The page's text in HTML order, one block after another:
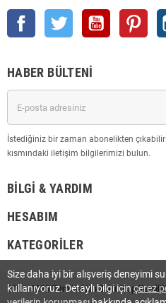
Facebook Twitter YouTube
HABER BÜLTENI
İstediğiniz bir zaman abonelikten
kısmındaki iletişim bilgilerimizi bulun.
BILGI & YARDIM
HESABIM
KATEGORILER
2008-2025 Tüm Hakları Saklı Olup
Size daha iyi bir alışveriş deneyimi
kullanıyoruz. Detaylı bilgi içinçerez